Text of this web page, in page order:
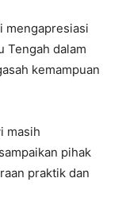
mengapresiasi
Tengah dalam
kemampuan
masih
pihak
praktik dan